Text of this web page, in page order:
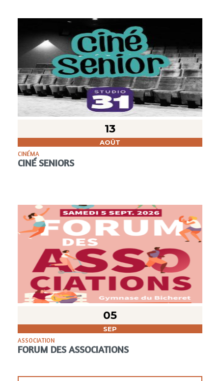
13
AOÛT
CINÉMA
CINÉ SENIORS
05
SEP
ASSOCIATION
FORUM DES ASSOCIATIONS